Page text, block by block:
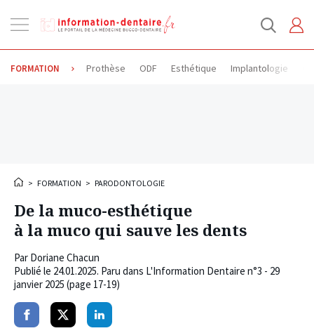
la
FORMATION Prothèse ODF Esthétique Implantologie
> FORMATION > PARODONTOLOGIE
De la muco-esthétique
à la muco qui sauve les dents
Par Doriane Chacun
Publié le 24.01.2025. Paru dans L'Information Dentaire n°3 - 29
janvier 2025 (page 17-19)
PartagerPartagerPartager